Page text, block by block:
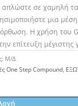
απλώστε σε χαμηλή
μια
Η χρήση του
επίτευξη μέγιστης
Μ/Δ
One Step Compound,